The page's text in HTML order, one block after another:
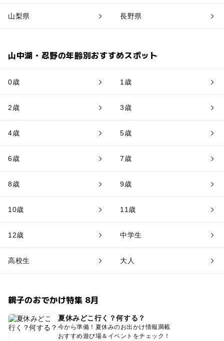
山梨県 長野県
山中湖・忍野の年齢別おすすめスポット
0歳 1歳
2歳 3歳
4歳 5歳
6歳 7歳
8歳 9歳
10歳 11歳
12歳 中学生
高校生 大人
親子のおでかけ特集 8月
夏休みどこ行く？何する？
今から準備！夏休みのお出かけ情報満載
おすすめ遊び場＆イベントをチェック！